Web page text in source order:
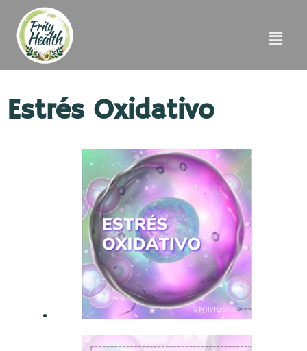
Estrés Oxidativo